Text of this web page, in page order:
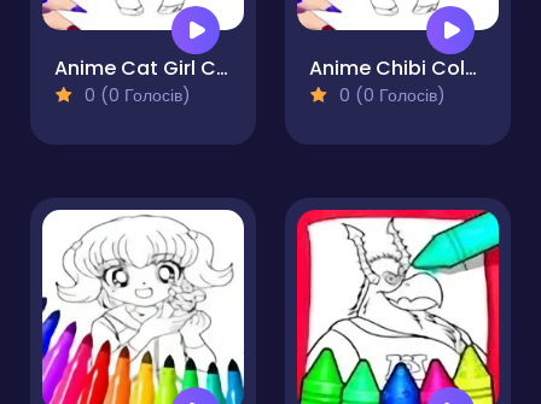
Anime Cat Girl Coloring Pages
0 (0 Голосів)
Anime Chibi Coloring Pages
0 (0 Голосів)